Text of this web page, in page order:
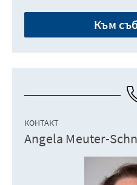
Към
КОНТАКТ
Angela Meuter-